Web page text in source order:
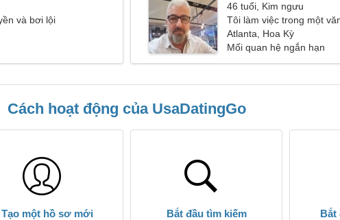
và bơi lội
46 tuổi, Kim ngưu
Tôi làm việc trong một
một người phụ nữ tuyệt vời
Atlanta, Hoa Kỳ
Mối quan hệ ngắn hạn
Cách hoạt động của UsaDatingGo
Tạo một hồ sơ mới Bắt đầu tìm kiếm Bắt